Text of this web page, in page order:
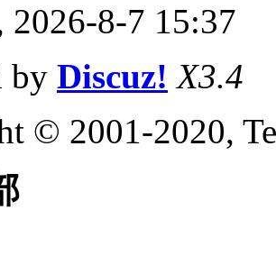
2026-8-7 15:37
by Discuz! X3.4
© 2001-2020,